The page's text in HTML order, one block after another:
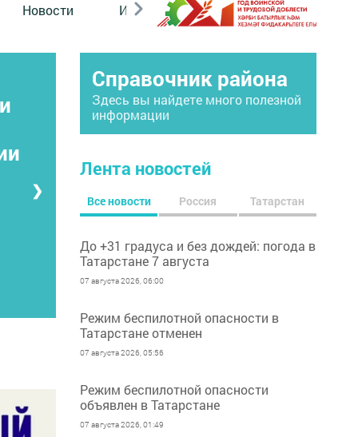
Новости Из зала суда
❯
Лента новостей
Все новости Россия Татарстан
До +31 градуса и без дождей: погода в
Татарстане 7 августа
07 августа 2026, 06:00
Режим беспилотной опасности в
Татарстане отменен
07 августа 2026, 05:56
Режим беспилотной опасности
объявлен в Татарстане
07 августа 2026, 01:49
Справочник района
Здесь вы найдете много полезной
информации